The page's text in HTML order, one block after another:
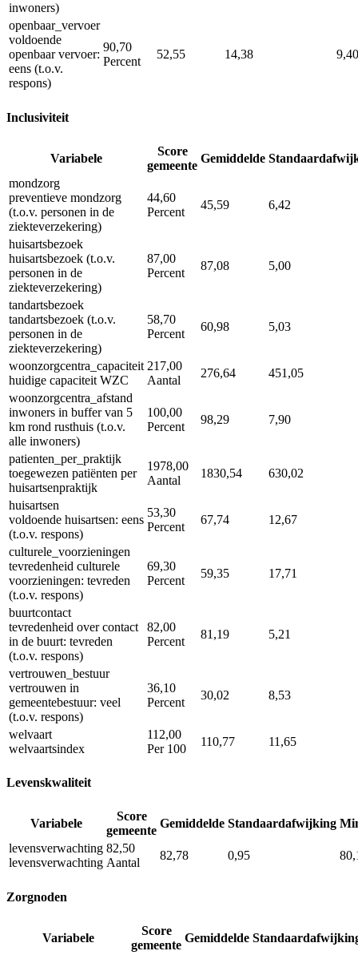
inwoners)
openbaar_vervoer
voldoende
openbaar vervoer:
eens (t.o.v.
respons)
90,70
Percent
52,55 14,38 9,40
Inclusiviteit
Variabele
Score
gemeente
Gemiddelde
mondzorg
preventieve mondzorg
(t.o.v. personen in de
ziekteverzekering)
44,60
Percent
45,59 6,42
huisartsbezoek
huisartsbezoek (t.o.v.
personen in de
ziekteverzekering)
87,00
Percent
87,08 5,00
tandartsbezoek
tandartsbezoek (t.o.v.
personen in de
ziekteverzekering)
58,70
Percent
60,98 5,03
woonzorgcentra_capaciteit
huidige capaciteit WZC
217,00
Aantal
276,64
451,05
woonzorgcentra_afstand
inwoners in buffer van 5
km rond rusthuis (t.o.v.
alle inwoners)
100,00
Percent
98,29 7,90
patienten_per_praktijk
toegewezen patiënten per
huisartsenpraktijk
1978,00
Aantal
1830,54 630,02
huisartsen
voldoende huisartsen: eens
(t.o.v. respons)
53,30
Percent
67,74 12,67
culturele_voorzieningen
tevredenheid culturele
voorzieningen: tevreden
(t.o.v. respons)
69,30
Percent
59,35 17,71
buurtcontact
tevredenheid over contact
in de buurt: tevreden
(t.o.v. respons)
82,00
Percent
81,19 5,21
vertrouwen_bestuur
vertrouwen in
gemeentebestuur: veel
(t.o.v. respons)
36,10
Percent
30,02 8,53
welvaart
welvaartsindex
112,00
Per 100
110,77 11,65
Levenskwaliteit
Variabele
Score
gemeente
Gemiddelde Standaardafwijking
levensverwachting
levensverwachting
82,50
Aantal
82,78 0,95
Zorgnoden
Variabele
Score
gemeente
Gemiddelde